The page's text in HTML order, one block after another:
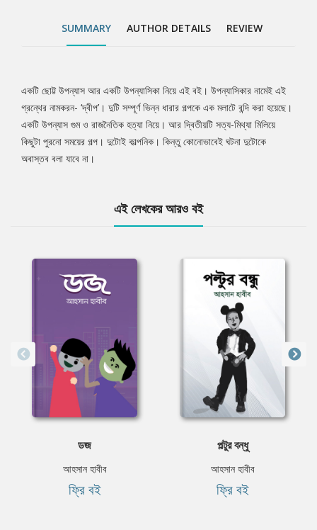
SUMMARY AUTHOR DETAILS REVIEW
Tab
Article
একটি ছোট্ট উপন্যাস আর একটি উপন্যাসিকা নিয়ে এই বই। উপন্যাসিকার নামেই এই
গ্রন্থের নামকরন- ‘দ্বীপ’। দুটি সম্পূর্ণ ভিন্ন ধারার গল্পকে এক মলাটে বন্দি করা হয়েছে।
একটি উপন্যাস গুম ও রাজনৈতিক হত্যা নিয়ে। আর দ্বিতীয়টি সত্য-মিথ্যা মিলিয়ে
কিছুটা পুরনো সময়ের গল্প। দুটোই কাল্পনিক। কিন্তু কোনোভাবেই ঘটনা দুটোকে
অবাস্তব বলা যাবে না।
এই লেখকের আরও বই
ডজ
আহসান হাবীব
ফ্রি বই
পল্টুর বন্ধু
আহসান হাবীব
ফ্রি বই